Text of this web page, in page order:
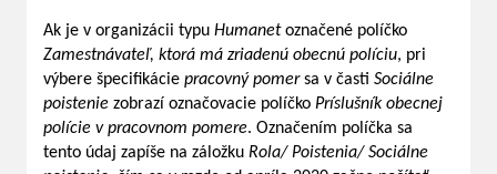
Ak je v organizácii typu Humanetoznačené políčko
Zamestnávateľ, ktorá má zriadenú obecnú políciu, pri
výbere špecifikácie pracovný pomersa v časti Sociálne
poistenie zobrazí označovacie políčko Príslušník obecnej
polície v pracovnom pomere. Označením políčka sa
tento údaj zapíše na záložku Rola/ Poistenia/ Sociálne